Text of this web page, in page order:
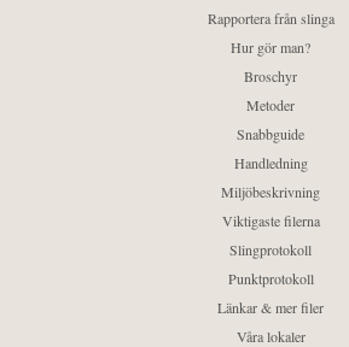
Rapportera från slinga
Hur gör man?
Broschyr
Metoder
Snabbguide
Handledning
Miljöbeskrivning
Viktigaste filerna
Slingprotokoll
Punktprotokoll
Länkar & mer filer
Våra lokaler